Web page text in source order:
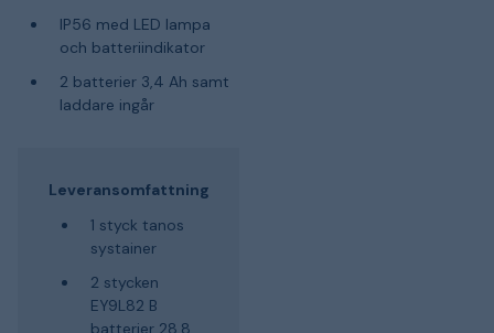
IP56 med LED lampa
och batteriindikator
2 batterier 3,4 Ah samt
laddare ingår
Leveransomfattning
1 styck tanos
systainer
2 stycken
EY9L82 B
batterier 28.8